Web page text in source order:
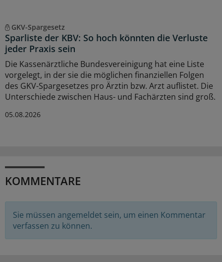
GKV-Spargesetz
Sparliste der KBV: So hoch könnten die Verluste
jeder Praxis sein
Die Kassenärztliche Bundesvereinigung hat eine Liste
vorgelegt, in der sie die möglichen finanziellen Folgen
des GKV-Spargesetzes pro Ärztin bzw. Arzt auflistet. Die
Unterschiede zwischen Haus- und Fachärzten sind groß.
05.08.2026
KOMMENTARE
Sie müssen angemeldet sein, um einen Kommentar
verfassen zu können.